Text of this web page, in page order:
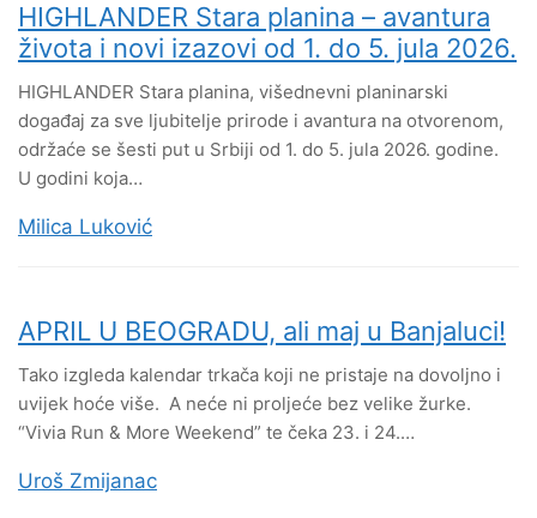
HIGHLANDER Stara planina – avantura
života i novi izazovi od 1. do 5. jula 2026.
HIGHLANDER Stara planina, višednevni planinarski
događaj za sve ljubitelje prirode i avantura na otvorenom,
održaće se šesti put u Srbiji od 1. do 5. jula 2026. godine.
U godini koja…
Milica Luković
APRIL U BEOGRADU, ali maj u Banjaluci!
Tako izgleda kalendar trkača koji ne pristaje na dovoljno i
uvijek hoće više. A neće ni proljeće bez velike žurke.
“Vivia Run & More Weekend” te čeka 23. i 24.…
Uroš Zmijanac